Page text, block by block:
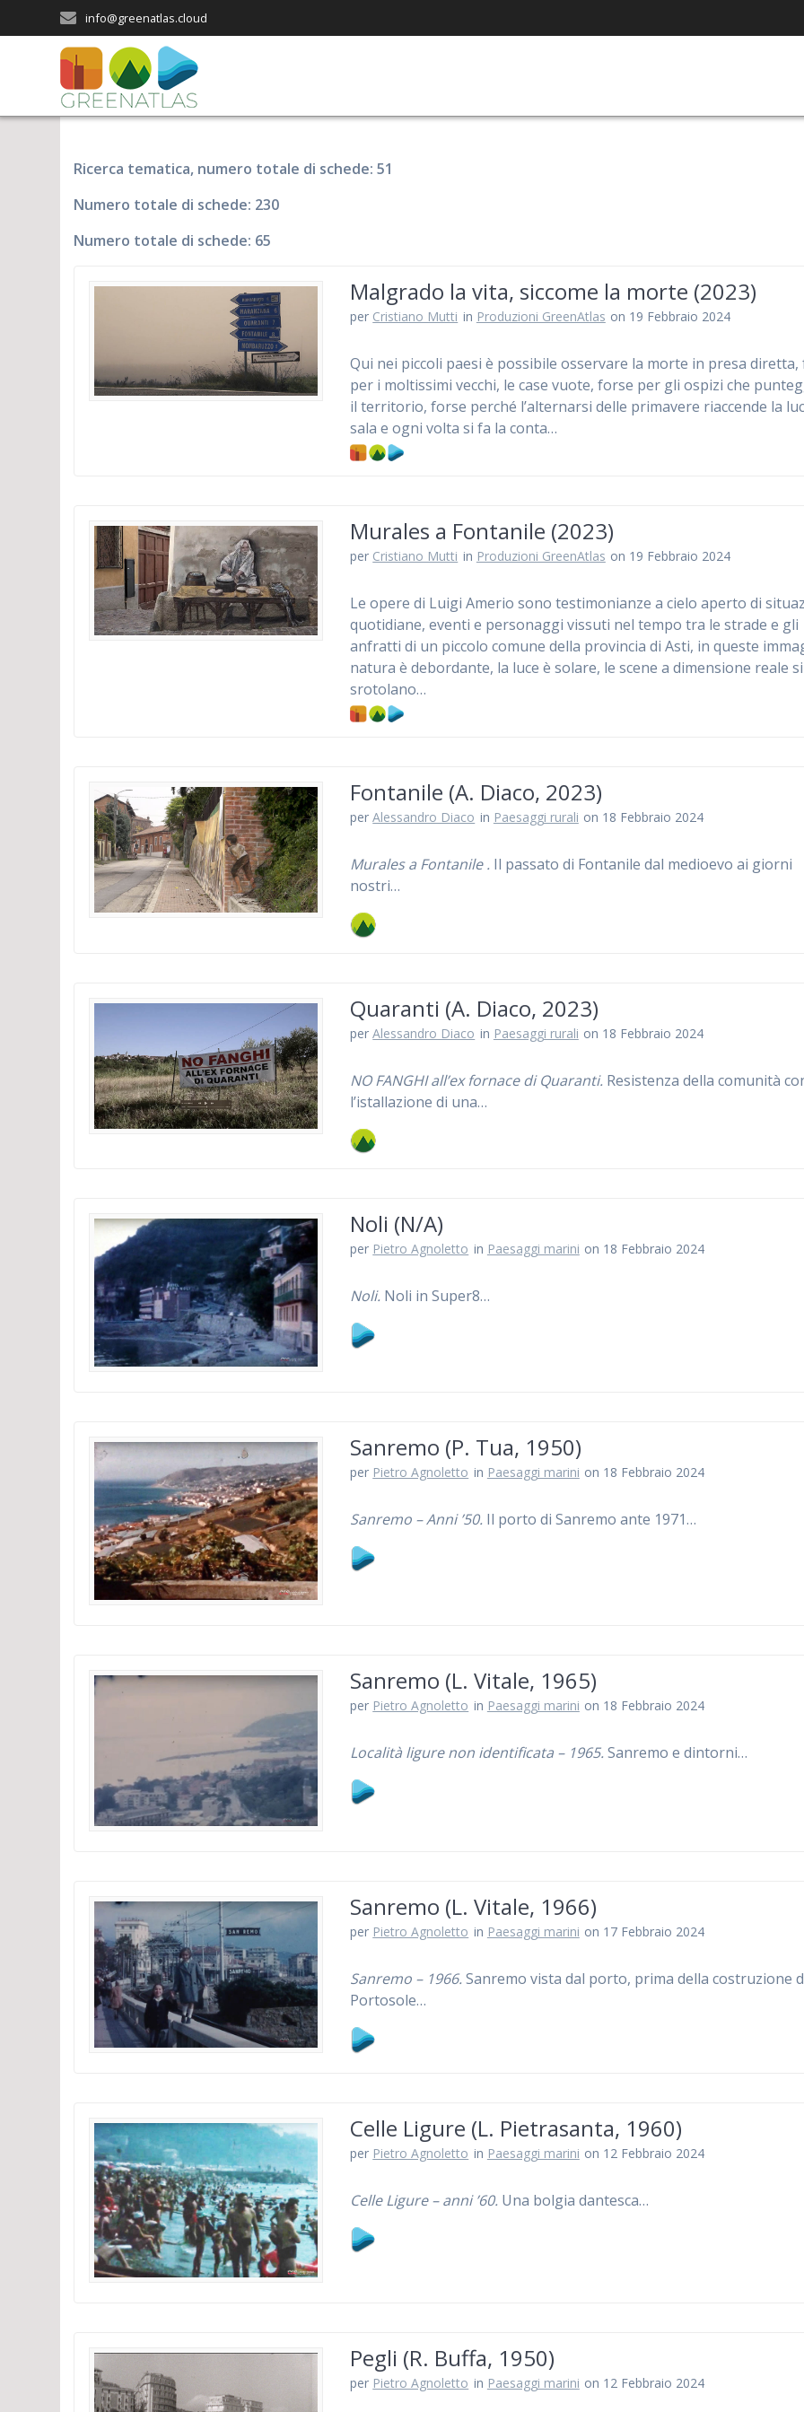
al
contenuto
info@greenatlas.cloud
Ricerca tematica, numero totale di schede: 51
Numero totale di schede: 230
Numero totale di schede: 65
Malgrado la vita, siccome la morte (2023)
per Cristiano Mutti in Produzioni GreenAtlas on 19 Febbraio 2024
Qui nei piccoli paesi è possibile osservare la morte in presa
per i moltissimi vecchi, le case vuote, forse per gli ospizi che
il territorio, forse perché l’alternarsi delle primavere riaccende la
sala e ogni volta si fa la conta…
Murales a Fontanile (2023)
per Cristiano Mutti in Produzioni GreenAtlas on 19 Febbraio 2024
Le opere di Luigi Amerio sono testimonianze a cielo aperto di
quotidiane, eventi e personaggi vissuti nel tempo tra le strade e gli
anfratti di un piccolo comune della provincia di Asti, in queste
natura è debordante, la luce è solare, le scene a dimensione reale si
srotolano…
Fontanile (A. Diaco, 2023)
perAlessandro Diaco in Paesaggi rurali on 18 Febbraio 2024
Murales a Fontanile . Il passato di Fontanile dal medioevo ai giorni
nostri…
Quaranti (A. Diaco, 2023)
perAlessandro Diaco in Paesaggi rurali on 18 Febbraio 2024
NO FANGHI all’ex fornace di Quaranti. Resistenza della comunità
l’istallazione di una…
Noli (N/A)
per Pietro Agnoletto in Paesaggi marini on 18 Febbraio 2024
Noli. Noli in Super8…
Sanremo (P. Tua, 1950)
per Pietro Agnoletto in Paesaggi marini on 18 Febbraio 2024
Sanremo – Anni ’50. Il porto di Sanremo ante 1971…
Sanremo (L. Vitale, 1965)
per Pietro Agnoletto in Paesaggi marini on 18 Febbraio 2024
Località ligure non identificata – 1965. Sanremo e dintorni…
Sanremo (L. Vitale, 1966)
per Pietro Agnoletto in Paesaggi marini on 17 Febbraio 2024
Sanremo – 1966. Sanremo vista dal porto, prima della costruzione
Portosole…
Celle Ligure (L. Pietrasanta, 1960)
per Pietro Agnoletto in Paesaggi marini on 12 Febbraio 2024
Celle Ligure – anni ’60. Una bolgia dantesca…
Pegli (R. Buffa, 1950)
per Pietro Agnoletto in Paesaggi marini on 12 Febbraio 2024